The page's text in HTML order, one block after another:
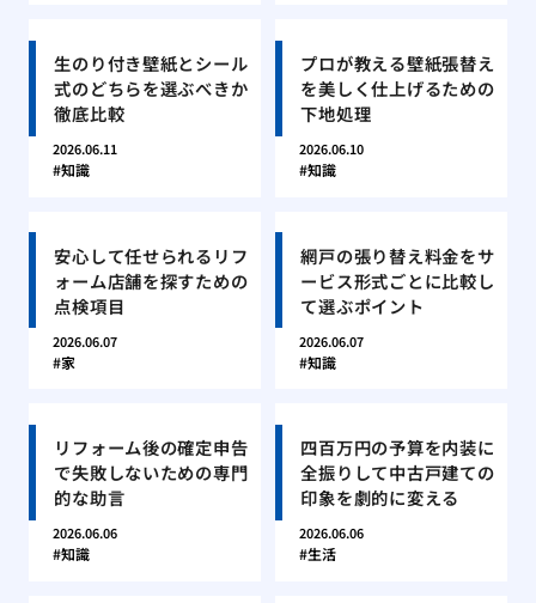
生のり付き壁紙とシール
式のどちらを選ぶべきか
徹底比較
2026.06.11
知識
プロが教える壁紙張替え
を美しく仕上げるための
下地処理
2026.06.10
知識
安心して任せられるリフ
ォーム店舗を探すための
点検項目
2026.06.07
家
網戸の張り替え料金をサ
ービス形式ごとに比較し
て選ぶポイント
2026.06.07
知識
リフォーム後の確定申告
で失敗しないための専門
的な助言
2026.06.06
知識
四百万円の予算を内装に
全振りして中古戸建ての
印象を劇的に変える
2026.06.06
生活